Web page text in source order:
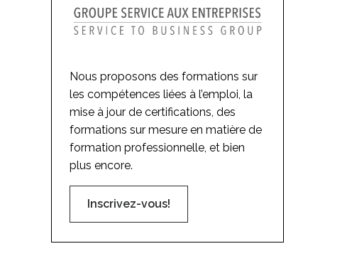
Nous proposons des formations sur
les compétences liées à l’emploi, la
mise à jour de certifications, des
formations sur mesure en matière de
formation professionnelle, et bien
plus encore.
Inscrivez-vous!